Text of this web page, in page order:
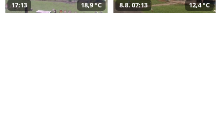
17:13 18,9 °C 8.8. 07:13 12,4 °C